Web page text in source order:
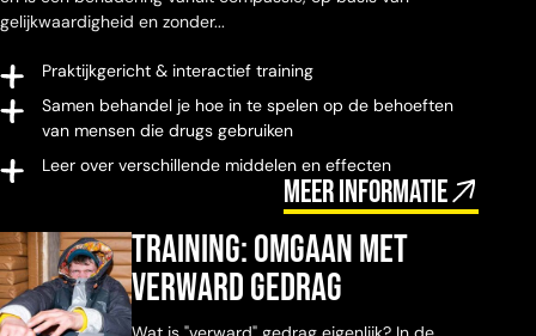
gelijkwaardigheid en zonder...
Praktijkgericht & interactief training
Samen behandel je hoe in te spelen op de behoeften
van mensen die drugs gebruiken
Leer over verschillende middelen en effecten
Meer informatie
Training: omgaan met
verward gedrag